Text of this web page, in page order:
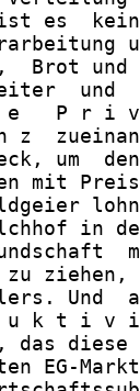
es
Brot
und
P r i
z
um
mit
in
Und
k t i v
das
EG-